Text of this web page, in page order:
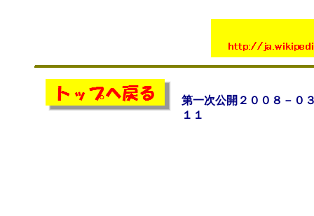
第一次公開２００８－０
１１